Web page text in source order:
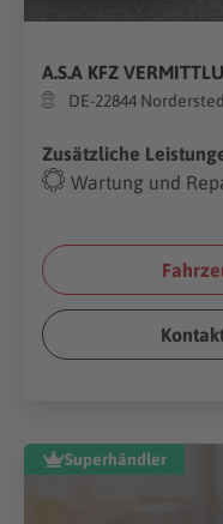
A.S.A KFZ
DE-22844
Zusätzliche
Wartung und
Superhändler